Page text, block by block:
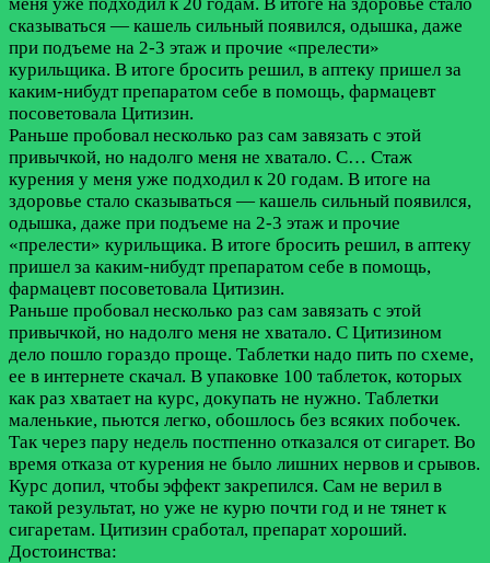
сказываться — кашель сильный появился, одышка, даже
при подъеме на 2-3 этаж и прочие «прелести»
курильщика. В итоге бросить решил, в аптеку пришел за
каким-нибудт препаратом себе в помощь, фармацевт
посоветовала Цитизин.
Раньше пробовал несколько раз сам завязать с этой
привычкой, но надолго меня не хватало. С… Стаж
курения у меня уже подходил к 20 годам. В итоге на
здоровье стало сказываться — кашель сильный появился,
одышка, даже при подъеме на 2-3 этаж и прочие
«прелести» курильщика. В итоге бросить решил, в аптеку
пришел за каким-нибудт препаратом себе в помощь,
фармацевт посоветовала Цитизин.
Раньше пробовал несколько раз сам завязать с этой
привычкой, но надолго меня не хватало. С Цитизином
дело пошло гораздо проще. Таблетки надо пить по схеме,
ее в интернете скачал. В упаковке 100 таблеток, которых
как раз хватает на курс, докупать не нужно. Таблетки
маленькие, пьются легко, обошлось без всяких побочек.
Так через пару недель постпенно отказался от сигарет. Во
время отказа от курения не было лишних нервов и срывов.
Курс допил, чтобы эффект закрепился. Сам не верил в
такой результат, но уже не курю почти год и не тянет к
сигаретам. Цитизин сработал, препарат хороший.
Достоинства: